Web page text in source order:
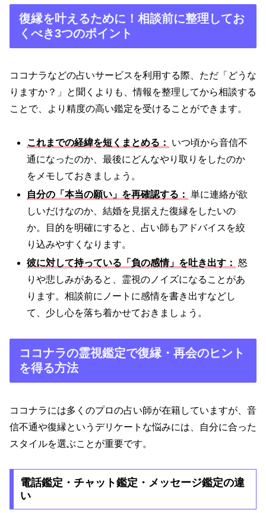
復縁を叶えるために！相談前に整理してお
くべき3つのポイント
ココナラなどの占いサービスを利用する際、ただ「どうな
りますか？」と聞くよりも、情報を整理してから相談する
ことで、より精度の高い鑑定を受けることができます。
これまでの経緯を短くまとめる：
いつ頃から音信不
通になったのか、最後にどんなやり取りをしたのか
をメモしておきましょう。
自分の「本当の願い」を再確認する： 単に連絡が欲
しいだけなのか、結婚を見据えた復縁をしたいの
か。目的を明確にすると、占い師もアドバイスを絞
り込みやすくなります。
彼に対して持っている「負の感情」を吐き出す： 怒
りや悲しみがあると、霊視のノイズになることがあ
ります。相談前にノートに感情を書き出すなどし
て、少し心を落ち着かせておきましょう。
ココナラの霊視鑑定で復縁・再会のヒント
を得る方法
ココナラには多くのプロの占い師が在籍していますが、音
信不通や復縁というデリケートな悩みには、自分に合った
スタイルを選ぶことが重要です。
電話鑑定・チャット鑑定・メッセージ鑑定の違
い